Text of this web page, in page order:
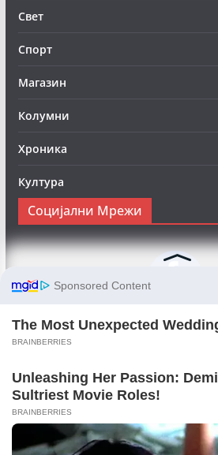
Свет
Спорт
Магазин
Колумни
Хроника
Култура
Социјални Мрежи
Следете нè на Фејсбук за да сте